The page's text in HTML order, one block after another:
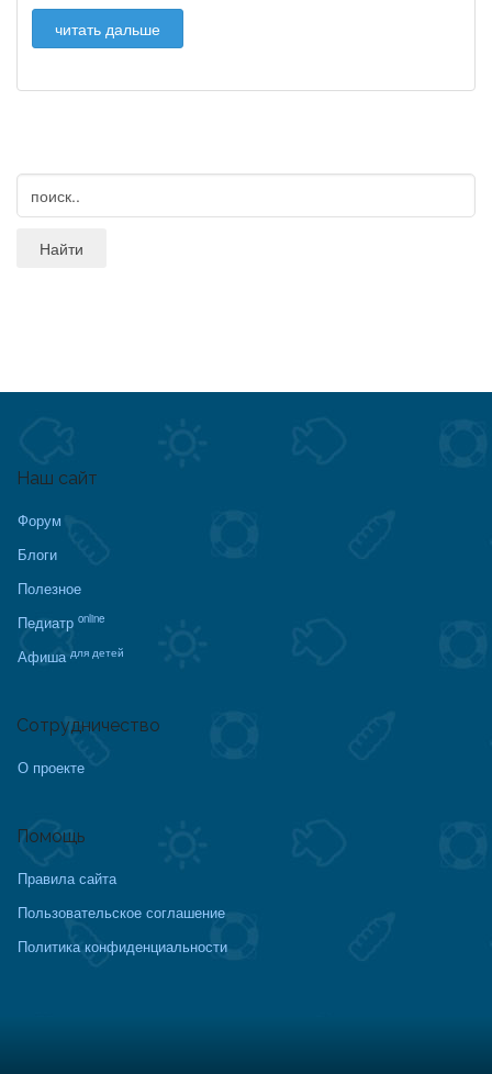
читать дальше
Наш сайт
Форум
Блоги
Полезное
Педиатр online
Афиша для детей
Сотрудничество
О проекте
Помощь
Правила сайта
Пользовательское соглашение
Политика конфиденциальности